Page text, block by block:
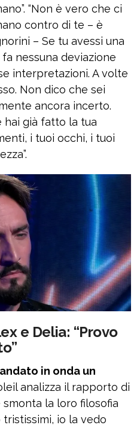
“Non è vero che ci
contro di te – è
– Se tu avessi una
nessuna deviazione
interpretazioni. A volte
Non dico che sei
ancora incerto.
già fatto la tua
i tuoi occhi, i tuoi
e Delia: “Provo
in onda un
analizza il rapporto di
la loro filosofia
tristissimi, io la vedo
accetti itermini